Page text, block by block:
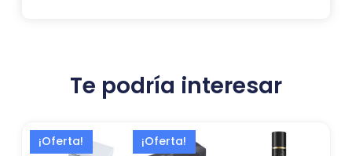
Te podría interesar
¡Oferta!El
¡Oferta!